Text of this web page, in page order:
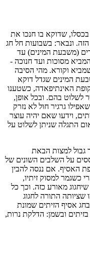
שדוקא בו חנכו את
ונבאר: בשבועות חל חג
(משבעת המינים) עד
מסוכות ועד חנוכה -
וקורא. מהי הסיבה
המינים שגדל דוקא
האינתיפאדה, כשטענו
לשלוט בהם. ובכל אופן,
גרגיר חול לא נזרק
וידעו שאם יהיה עוצר
התגלה שניתן לשלוט על
גבול למצות הבאת
על השלבים השונים של
האסיף. אם ננסה להבין
כשגמר למסוק זיתיו,
מאורע כזה. וכך כל
התורה לחגוג
אסיף הזיתים שמונת
ובשמן: הדלקת נרות,